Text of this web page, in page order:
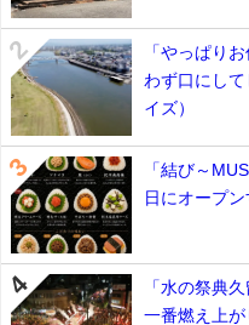
「やっぱり
わず口にし
イズ）
「結び～
日にオープ
「水の祭典
一番燃え上